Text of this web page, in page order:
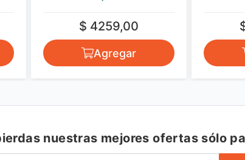
$ 4259,00
Agregar
nuestras mejores ofertas sólo